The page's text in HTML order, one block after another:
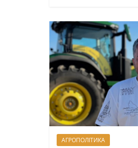
АГРОПОЛІТИКА